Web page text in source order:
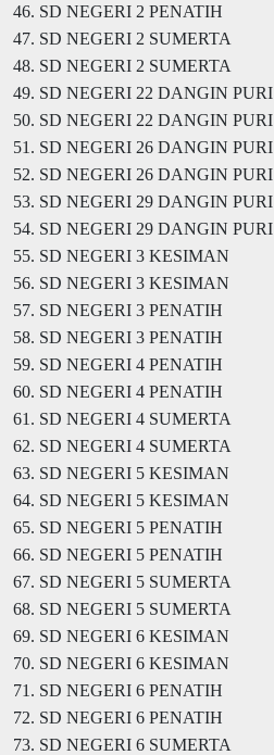
46. SD NEGERI 2 PENATIH
47. SD NEGERI 2 SUMERTA
48. SD NEGERI 2 SUMERTA
49. SD NEGERI 22 DANGIN PURI
50. SD NEGERI 22 DANGIN PURI
51. SD NEGERI 26 DANGIN PURI
52. SD NEGERI 26 DANGIN PURI
53. SD NEGERI 29 DANGIN PURI
54. SD NEGERI 29 DANGIN PURI
55. SD NEGERI 3 KESIMAN
56. SD NEGERI 3 KESIMAN
57. SD NEGERI 3 PENATIH
58. SD NEGERI 3 PENATIH
59. SD NEGERI 4 PENATIH
60. SD NEGERI 4 PENATIH
61. SD NEGERI 4 SUMERTA
62. SD NEGERI 4 SUMERTA
63. SD NEGERI 5 KESIMAN
64. SD NEGERI 5 KESIMAN
65. SD NEGERI 5 PENATIH
66. SD NEGERI 5 PENATIH
67. SD NEGERI 5 SUMERTA
68. SD NEGERI 5 SUMERTA
69. SD NEGERI 6 KESIMAN
70. SD NEGERI 6 KESIMAN
71. SD NEGERI 6 PENATIH
72. SD NEGERI 6 PENATIH
73. SD NEGERI 6 SUMERTA